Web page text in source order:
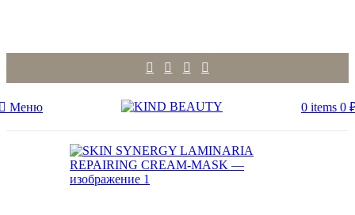
Меню 0 items 0